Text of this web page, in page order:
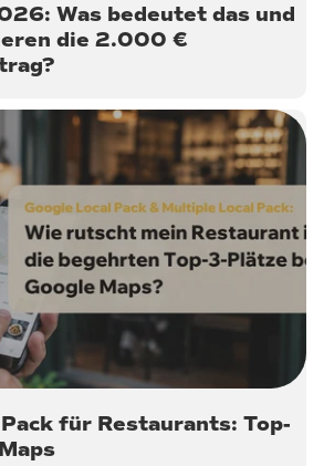
Was bedeutet das und
die 2.000 €
für Restaurants: Top-